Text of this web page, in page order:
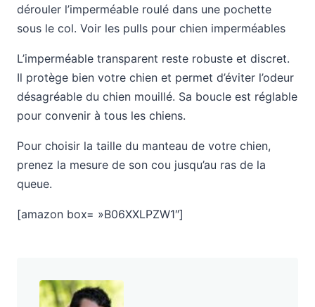
dérouler l’imperméable roulé dans une pochette
sous le col. Voir les pulls pour chien imperméables
L’imperméable transparent reste robuste et discret.
Il protège bien votre chien et permet d’éviter l’odeur
désagréable du chien mouillé. Sa boucle est réglable
pour convenir à tous les chiens.
Pour choisir la taille du manteau de votre chien,
prenez la mesure de son cou jusqu’au ras de la
queue.
[amazon box= »B06XXLPZW1″]